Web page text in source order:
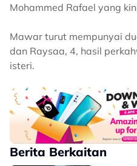
Mohammed Rafael yang
Mawar turut mempunyai
dan Raysaa, 4, hasil
isteri.
Berita Berkaitan